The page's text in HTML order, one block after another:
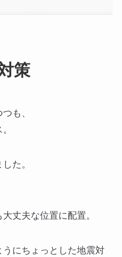
策
も、
た。
丈夫な位置に配置。
にちょっとした地震対